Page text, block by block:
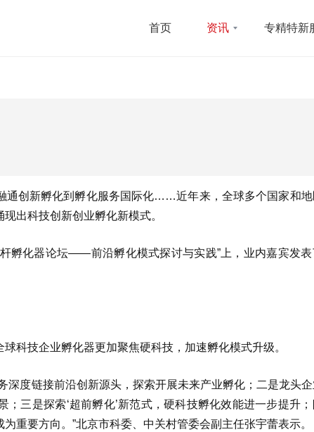
首页 资讯 专精特新
通创新孵化到孵化服务国际化……近年来，全球多个国家和
出科技创新创业孵化新模式。
孵化器论坛——前沿孵化模式探讨与实践”上，业内嘉宾发
科技企业孵化器更加聚焦硬科技，加速孵化模式升级。
深度链接前沿创新源头，探索开展未来产业孵化；二是龙头
三是探索‘超前孵化’新范式，硬科技孵化效能进一步提升
重要方向。”北京市科委、中关村管委会副主任张宇蕾表示。